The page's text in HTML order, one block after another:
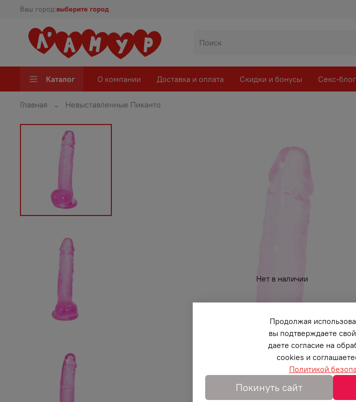
Ваш город:выберите город
Каталог О компании Доставка и оплата Скидки и бонусы Секс-блог
Главная Невыставленные Пиканто
Нет в наличии
Продолжая
вы подтверждаете
даете согласие на
cookies и
Политикой
Покинуть сайт